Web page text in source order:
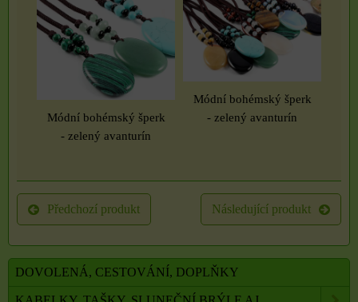
Módní bohémský šperk
- zelený avanturín
Módní bohémský šperk
- zelený avanturín
Předchozí produkt Následující produkt
DOVOLENÁ, CESTOVÁNÍ, DOPLŇKY